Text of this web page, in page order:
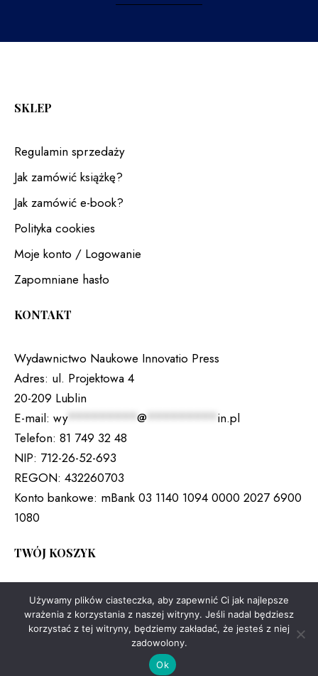
SKLEP
Regulamin sprzedaży
Jak zamówić książkę?
Jak zamówić e-book?
Polityka cookies
Moje konto / Logowanie
Zapomniane hasło
KONTAKT
Wydawnictwo Naukowe Innovatio Press
Adres: ul. Projektowa 4
20-209 Lublin
E-mail: wy*********@********* in.pl
Telefon: 81 749 32 48
NIP: 712-26-52-693
REGON: 432260703
Konto bankowe: mBank 03 1140 1094 0000 2027 6900
1080
TWÓJ KOSZYK
Brak produktów w koszyku.
Copyright © 2026. All rights reserved.
Używamy plików ciasteczka, aby zapewnić Ci jak najlepsze
wrażenia z korzystania z naszej witryny. Jeśli nadal będziesz
korzystać z tej witryny, będziemy zakładać, że jesteś z niej
zadowolony.
Ok